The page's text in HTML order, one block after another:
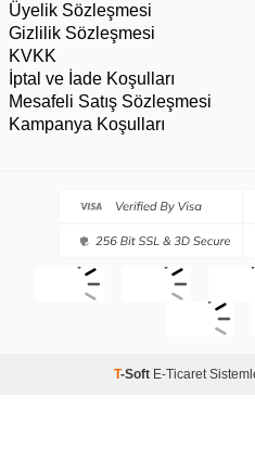
Üyelik Sözleşmesi
Gizlilik Sözleşmesi
KVKK
İptal ve İade Koşulları
Mesafeli Satış Sözleşmesi
Kampanya Koşulları
T-Soft E-Ticaret